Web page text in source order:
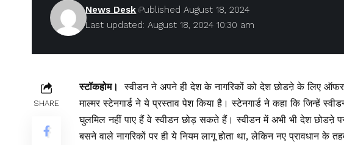
Last updated: August 18, 2024 10:30 am
News Desk Published August 18, 2024
SHARE
स्टॉकहोम।स्वीडन ने अपने ही देश के नागरिकों को देश छोडऩे के लिए ऑफर
माल्मर स्टेनगार्ड ने ये प्रस्ताव पेश किया है। स्टेनगार्ड ने कहा कि जिन्हें
घुलमिल नहीं पाए हैं वे स्वीडन छोड़ सकते हैं। स्वीडन में अभी भी देश
बसने वाले नागरिकों पर ही ये नियम लागू होता था, लेकिन नए प्रावधान के